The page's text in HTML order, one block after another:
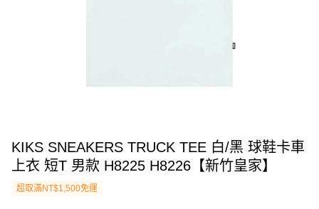
KIKS SNEAKERS TRUCK TEE 白/黑 球鞋卡車
上衣 短T 男款 H8225 H8226【新竹皇家】
超取滿NT$1,500免運